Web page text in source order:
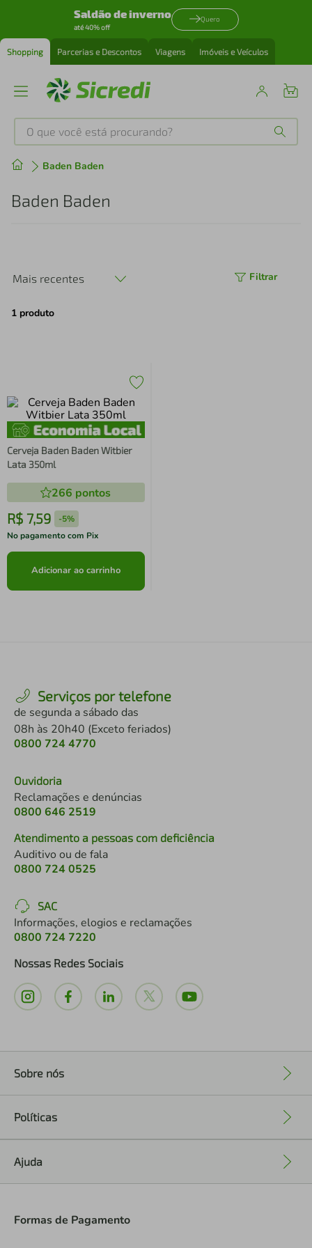
Saldão de inverno
até 40% off
Quero
Shopping Parcerias e Descontos Viagens Imóveis e Veículos
O que você está procurando?
Baden Baden
Baden Baden
Mais recentes Filtrar
1 produto
Cerveja Baden Baden Witbier
Lata 350ml
266 pontos
R$ 7,59 -5%
No pagamento com Pix
Adicionar ao carrinho
Serviços por telefone
de segunda a sábado das
08h às 20h40 (Exceto feriados)
0800 724 4770
Ouvidoria
Reclamações e denúncias
0800 646 2519
Atendimento a pessoas com deficiência
Auditivo ou de fala
0800 724 0525
SAC
Informações, elogios e reclamações
0800 724 7220
Nossas Redes Sociais
Sobre nós
Políticas
Ajuda
Formas de Pagamento
Produtos mais buscados
1 tenis
perfume
4º